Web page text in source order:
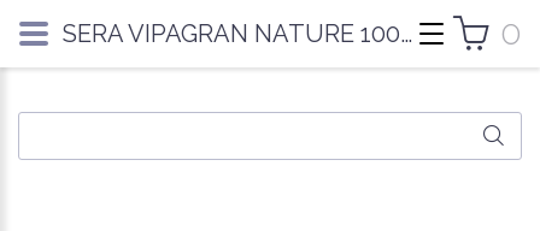
0
SERA VIPAGRAN NATURE 1000 ML